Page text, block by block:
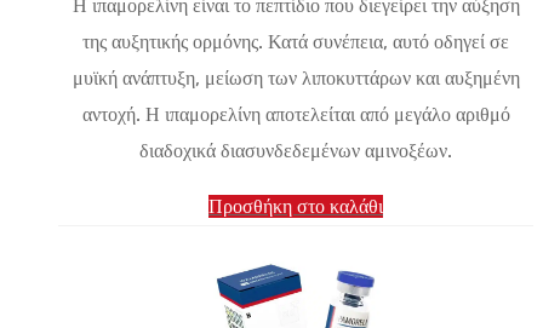
$39.24.τιμή
είναι:
$30.01.
Η ιπαμορελίνη είναι το πεπτίδιο που διεγείρει την αύξηση
της αυξητικής ορμόνης. Κατά συνέπεια, αυτό οδηγεί σε
μυϊκή ανάπτυξη, μείωση των λιποκυττάρων και αυξημένη
αντοχή. Η ιπαμορελίνη αποτελείται από μεγάλο αριθμό
διαδοχικά διασυνδεδεμένων αμινοξέων.
Προσθήκη στο καλάθι